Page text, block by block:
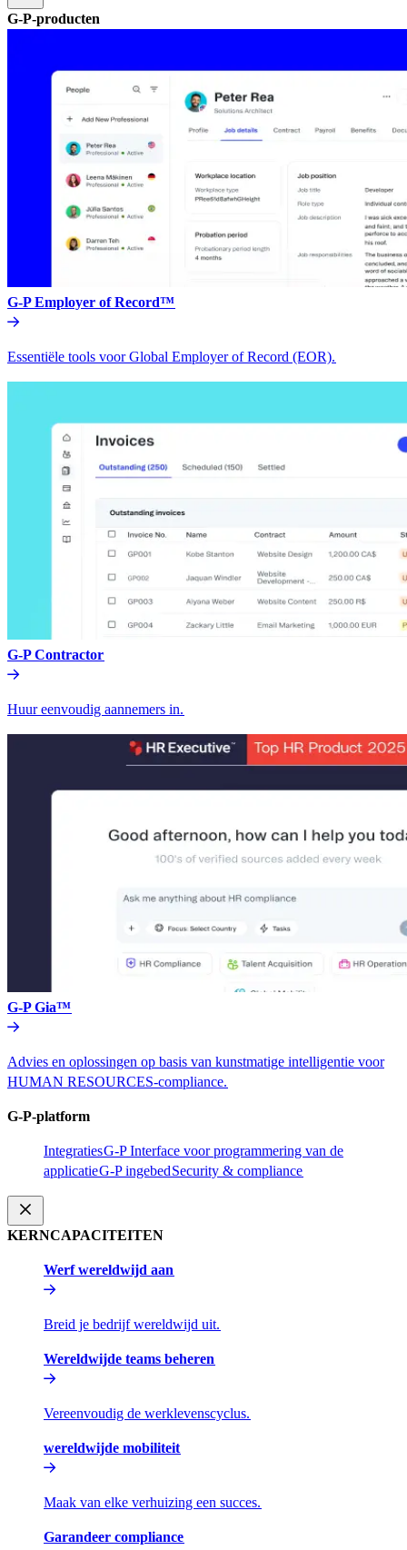
G-P-producten​​
G-P Employer of Record™​​
Essentiële tools voor Global Employer of Record (EOR).​​
G-P Contractor​​
Huur eenvoudig aannemers in.​​
G-P Gia™​​
Advies en oplossingen op basis van kunstmatige intelligentie voor
HUMAN RESOURCES-compliance.​​
G-P-platform​​
Integraties​​G-P Interface voor programmering van de
applicatie​​G-P ingebed​​Security & compliance​​
KERNCAPACITEITEN​​
Werf wereldwijd aan​​
Breid je bedrijf wereldwijd uit.​​
Wereldwijde teams beheren​​
Vereenvoudig de werklevenscyclus.​​
wereldwijde mobiliteit​​
Maak van elke verhuizing een succes.​​
Garandeer compliance​​